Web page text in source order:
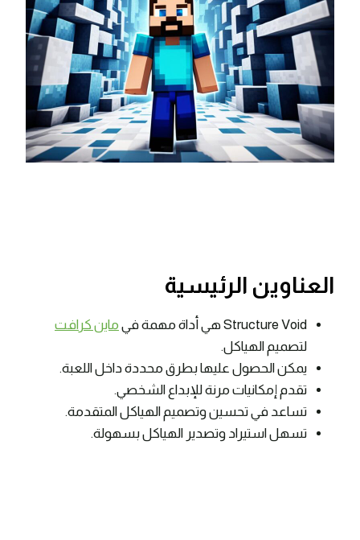
العناوين الرئيسية
Structure Void هي أداة مهمة في
ماين كرافت
لتصميم الهياكل.
يمكن الحصول عليها بطرق محددة داخل اللعبة.
تقدم إمكانيات مرنة للإبداع الشخصي.
تساعد في تحسين وتصميم الهياكل المتقدمة.
تسهل استيراد وتصدير الهياكل بسهولة.